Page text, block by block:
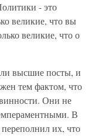
- это
великие, что вы
великие, что о
высшие посты, и
тем фактом, что
Они не
В
их, что